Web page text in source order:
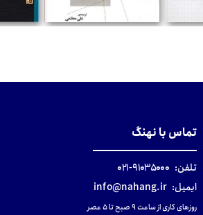
تماس با نهنگ
تلفن: ۹۱۰۳۵۰۰۰-۰۲۱
ایمیل: info@nahang.ir
روزهای کاری از ساعت ۹ صبح تا ۵ عصر